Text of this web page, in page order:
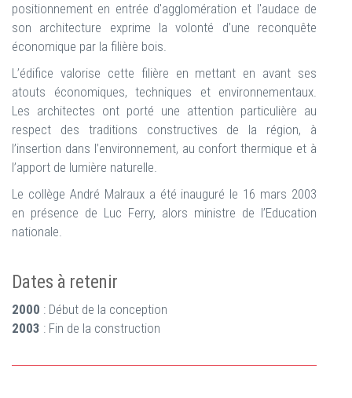
positionnement en entrée d'agglomération et l'audace de
son architecture exprime la volonté d’une reconquête
économique par la filière bois.
L’édifice valorise cette filière en mettant en avant ses
atouts économiques, techniques et environnementaux.
Les architectes ont porté une attention particulière au
respect des traditions constructives de la région, à
l’insertion dans l’environnement, au confort thermique et à
l’apport de lumière naturelle.
Le collège André Malraux a été inauguré le 16 mars 2003
en présence de Luc Ferry, alors ministre de l’Education
nationale.
Dates à retenir
2000 : Début de la conception
2003 : Fin de la construction